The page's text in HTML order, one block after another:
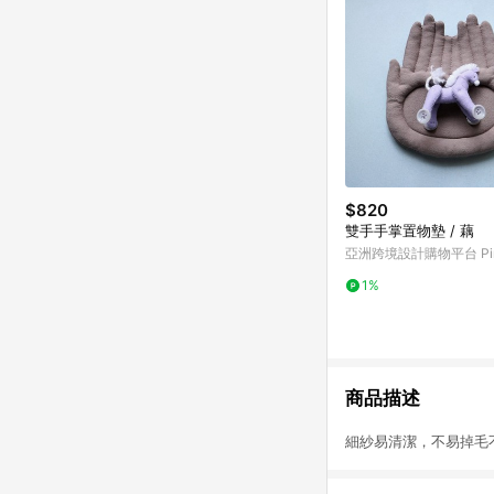
$820
雙手手掌置物墊 / 藕
亞洲跨境設計購物平台
1%
商品描述
細紗易清潔，不易掉